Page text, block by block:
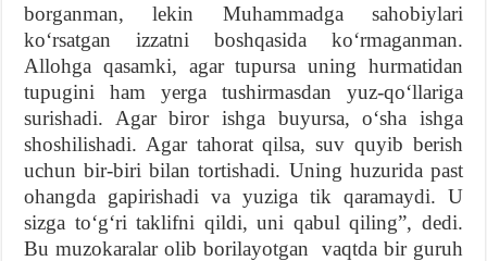
borganman, lekin Muhammadga sahobiylari
ko‘rsatgan izzatni boshqasida ko‘rmaganman.
Allohga qasamki, agar tupursa uning hurmatidan
tupugini ham yerga tushirmasdan yuz-qo‘llariga
surishadi. Agar biror ishga buyursa, o‘sha ishga
shoshilishadi. Agar tahorat qilsa, suv quyib berish
uchun bir-biri bilan tortishadi. Uning huzurida past
ohangda gapirishadi va yuziga tik qaramaydi. U
sizga to‘g‘ri taklifni qildi, uni qabul qiling”, dedi.
Bu muzokaralar olib borilayotgan vaqtda bir guruh